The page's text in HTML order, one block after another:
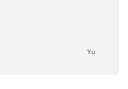
Yu